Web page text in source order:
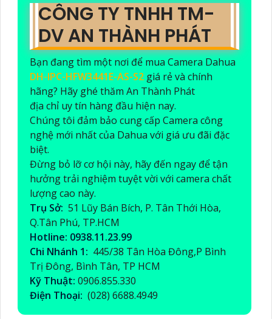
CÔNG TY TNHH TM-
DV AN THÀNH PHÁT
Bạn đang tìm một nơi để mua Camera Dahua
DH-IPC-HFW3441E-AS-S2 giá rẻ và chính
hãng? Hãy ghé thăm An Thành Phát
địa chỉ uy tín hàng đầu hiện nay.
Chúng tôi đảm bảo cung cấp Camera công
nghệ mới nhất của Dahua với giá ưu đãi đặc
biệt.
Đừng bỏ lỡ cơ hội này, hãy đến ngay để tận
hưởng trải nghiệm tuyệt vời với camera chất
lượng cao này.
Trụ Sở: 51 Lũy Bán Bích, P. Tân Thới Hòa,
Q.Tân Phú, TP.HCM
Hotline: 0938.11.23.99
Chi Nhánh 1: 445/38 Tân Hòa Đông,P Bình
Trị Đông, Bình Tân, TP HCM
Kỹ Thuật: 0906.855.330
Điện Thoại: (028) 6688.4949